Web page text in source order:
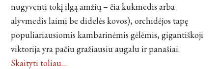
nugyventi tokį ilgą amžių – čia kukmedis arba
alyvmedis laimi be didelės kovos), orchidėjos tapę
populiariausiomis kambarinėmis gėlėmis, gigantiškoji
viktorija yra pačiu gražiausiu augalu ir panašiai.
Skaityti toliau…